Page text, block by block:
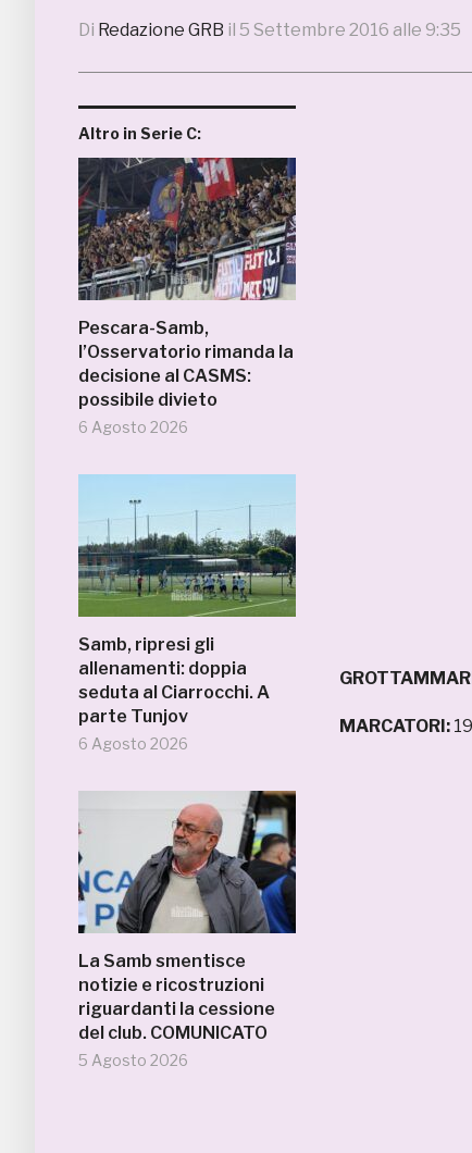
Di Redazione GRB il 5 Settembre 2016 alle 9:35
Altro in Serie C:
Pescara-Samb,
l’Osservatorio rimanda la
decisione al CASMS:
possibile divieto
6 Agosto 2026
Samb, ripresi gli
allenamenti: doppia
seduta al Ciarrocchi. A
parte Tunjov
6 Agosto 2026
La Samb smentisce
notizie e ricostruzioni
riguardanti la cessione
del club. COMUNICATO
5 Agosto 2026
MARCATORI: